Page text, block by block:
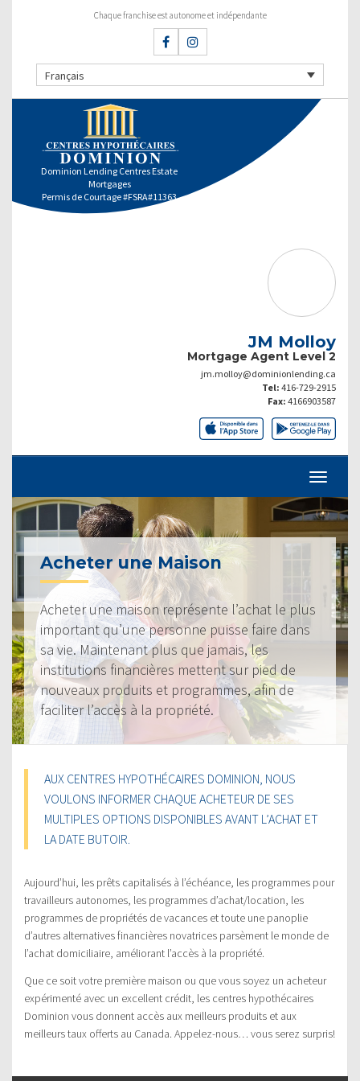
Chaque franchise est autonome et indépendante
Français
Dominion Lending Centres Estate
Mortgages
Permis de Courtage #FSRA#11363
JM Molloy
Mortgage Agent Level 2
jm.molloy@dominionlending.ca
Tel: 416-729-2915
Fax: 4166903587
Acheter une Maison
Acheter une maison représente l’achat le plus
important qu’une personne puisse faire dans
sa vie. Maintenant plus que jamais, les
institutions financières mettent sur pied de
nouveaux produits et programmes, afin de
faciliter l’accès à la propriété.
AUX CENTRES HYPOTHÉCAIRES DOMINION, NOUS
VOULONS INFORMER CHAQUE ACHETEUR DE SES
MULTIPLES OPTIONS DISPONIBLES AVANT L’ACHAT ET
LA DATE BUTOIR.
Aujourd’hui, les prêts capitalisés à l’échéance, les programmes pour
travailleurs autonomes, les programmes d’achat/location, les
programmes de propriétés de vacances et toute une panoplie
d’autres alternatives financières novatrices parsèment le monde de
l’achat domiciliaire, améliorant l’accès à la propriété.
Que ce soit votre première maison ou que vous soyez un acheteur
expérimenté avec un excellent crédit, les centres hypothécaires
Dominion vous donnent accès aux meilleurs produits et aux
meilleurs taux offerts au Canada. Appelez-nous… vous serez surpris!